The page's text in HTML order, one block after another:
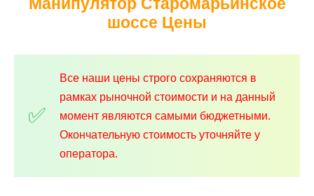
шоссе Цены
Все наши цены строго сохраняются в
рамках рыночной стоимости и на данный
момент являются самыми бюджетными.
Окончательную стоимость уточняйте у
оператора.